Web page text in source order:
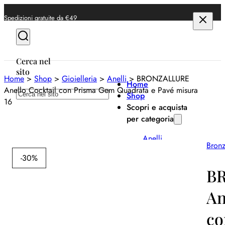
Spedizioni gratuite da €49
Cerca nel
sito
Cerca
Home
Shop
Scopri e acquista
per categoria
Anelli
Home> Shop > Gioielleria > Anelli> BRONZALLURE
Anello Cocktail con Prisma Gem Quadrata e Pavé misura
16
-30%